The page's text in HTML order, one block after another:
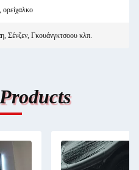
Σένζεν, Γκουάνγκτσοου κλπ.